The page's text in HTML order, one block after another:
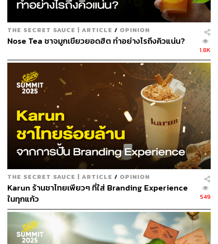
THE SECRET SAUCE | ARTICLE / OPINION
Nose Tea ชาจมูกเขียวยอดฮิต ทำอย่างไรถึงคิวแน่น?
1.8K
THE SECRET SAUCE | ARTICLE / OPINION
Karun ร้านชาไทยเพียวๆ ที่ใส่ Branding Experience
ในทุกแก้ว
549